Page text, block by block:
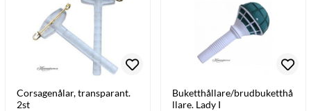
Corsagenålar, transparant.
2st
Buketthållare/brudbuketthå
llare. Lady I